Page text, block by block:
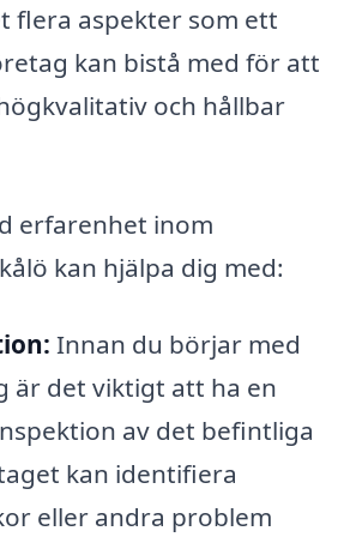
flera aspekter som ett
kan bistå med för att
och hållbar
erfarenhet inom
kan hjälpa dig med:
Innan du börjar med
är det viktigt att ha en
av det befintliga
kan identifiera
eller andra problem